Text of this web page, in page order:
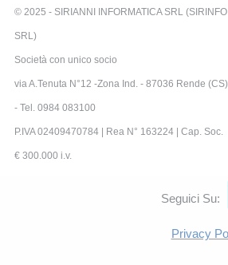
© 2025 - SIRIANNI INFORMATICA SRL (SIRINFO
SRL)
Società con unico socio
via A.Tenuta N°12 -Zona Ind. - 87036 Rende (CS)
- Tel. 0984 083100
P.IVA 02409470784 | Rea N° 163224 | Cap. Soc.
€ 300.000 i.v.
Seguici Su:
Privacy